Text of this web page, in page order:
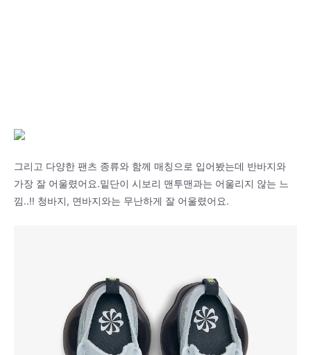
그리고 다양한 팬츠 종류와 함께 매칭으로 입어봤는데 반바지와
가장 잘 어울렸어요.밑단이 시보리 맨투맨과는 어울리지 않는 느
낌..!! 청바지, 면바지와는 무난하게 잘 어울렸어요.